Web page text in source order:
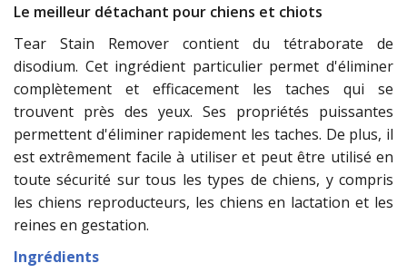
Le meilleur détachant pour chiens et chiots
Tear Stain Remover contient du tétraborate de
disodium. Cet ingrédient particulier permet d'éliminer
complètement et efficacement les taches qui se
trouvent près des yeux. Ses propriétés puissantes
permettent d'éliminer rapidement les taches. De plus, il
est extrêmement facile à utiliser et peut être utilisé en
toute sécurité sur tous les types de chiens, y compris
les chiens reproducteurs, les chiens en lactation et les
reines en gestation.
Ingrédients